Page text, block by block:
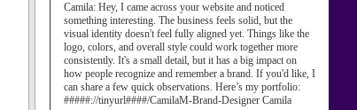
Camila: Hey, I came across your website and noticed
something interesting. The business feels solid, but the
visual identity doesn't feel fully aligned yet. Things like the
logo, colors, and overall style could work together more
consistently. It's a small detail, but it has a big impact on
how people recognize and remember a brand. If you'd like, I
can share a few quick observations. Here’s my portfolio:
#####://tinyurl####/CamilaM-Brand-Designer Camila